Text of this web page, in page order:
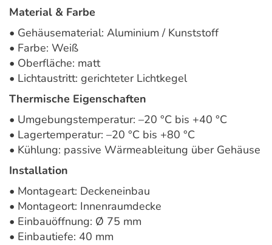
Material & Farbe
• Gehäusematerial: Aluminium / Kunststoff
• Farbe: Weiß
• Oberfläche: matt
• Lichtaustritt: gerichteter Lichtkegel
Thermische Eigenschaften
• Umgebungstemperatur: –20 °C bis +40 °C
• Lagertemperatur: –20 °C bis +80 °C
• Kühlung: passive Wärmeableitung über Gehäuse
Installation
• Montageart: Deckeneinbau
• Montageort: Innenraumdecke
• Einbauöffnung: Ø 75 mm
• Einbautiefe: 40 mm